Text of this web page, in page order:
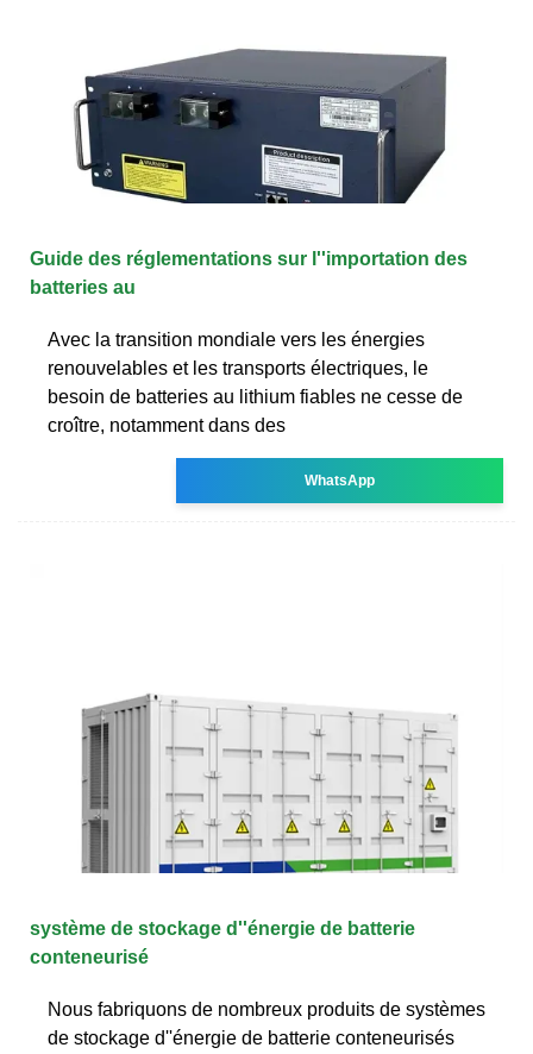
Guide des réglementations sur l''importation des
batteries au
Avec la transition mondiale vers les énergies
renouvelables et les transports électriques, le
besoin de batteries au lithium fiables ne cesse de
croître, notamment dans des
WhatsApp
système de stockage d''énergie de batterie
conteneurisé
Nous fabriquons de nombreux produits de systèmes
de stockage d''énergie de batterie conteneurisés